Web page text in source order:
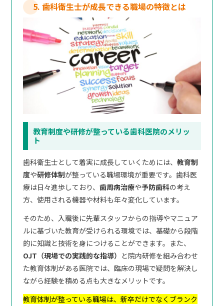
5. 歯科衛生士が成長できる職場の特徴とは
教育制度や研修が整っている歯科医院のメリッ
ト
歯科衛生士として着実に成長していくためには、教育制
度や研修体制が整っている職場環境が重要です。歯科医
療は日々進歩しており、歯周病治療や予防歯科の考え
方、使用される機器や材料も年々変化しています。
そのため、入職後に先輩スタッフからの指導やマニュア
ルに基づいた教育が受けられる環境では、基礎から段階
的に知識と技術を身につけることができます。また、
OJT（現場での実践的な指導） と院内研修を組み合わせ
た教育体制がある医院では、臨床の現場で疑問を解決し
ながら経験を積める点も大きなメリットです。
教育体制が整っている職場は、新卒だけでなくブランク